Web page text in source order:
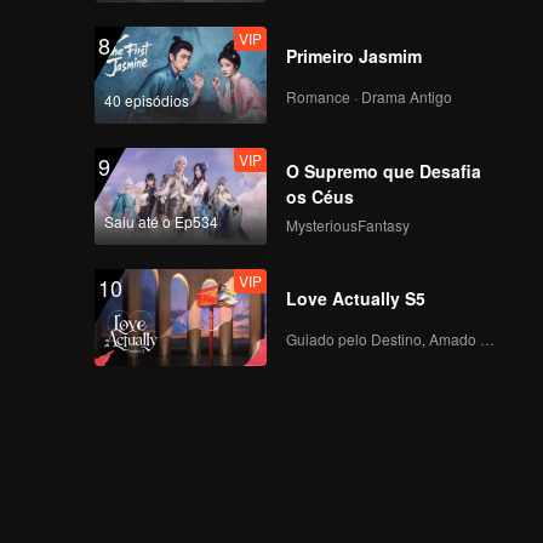
8
40 episódios
VIP
Primeiro Jasmim
Romance · Drama Antigo
9
Saiu até o Ep534
VIP
O Supremo que Desafia
os Céus
MysteriousFantasy
10 VIP
Love Actually S5